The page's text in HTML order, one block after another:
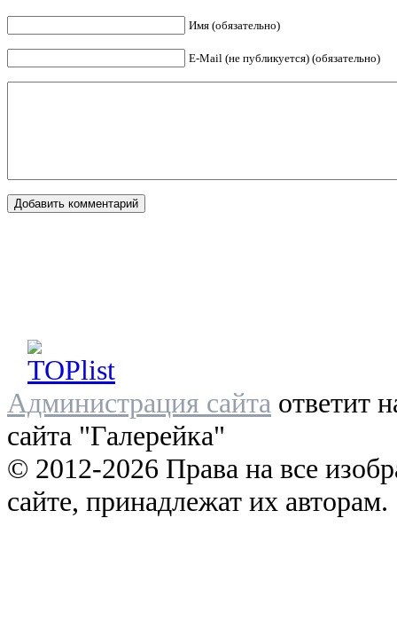
Имя (обязательно)
E-Mail (не публикуется) (обязательно)
Администрация сайта ответит
сайта "Галерейка"
© 2012-2026 Права на все
сайте, принадлежат их авторам.